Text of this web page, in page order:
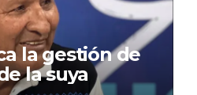
la gestión de
la suya